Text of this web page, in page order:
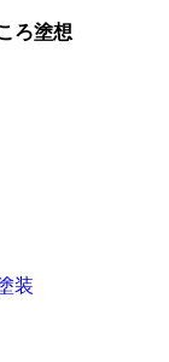
ろ塗想
装